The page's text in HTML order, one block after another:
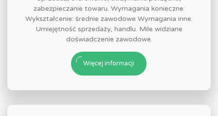
zabezpieczanie towaru. Wymagania konieczne:
Wykształcenie: średnie zawodowe Wymagania inne:
Umiejętność sprzedaży, handlu. Mile widziane
doświadczenie zawodowe.
Więcej informacji